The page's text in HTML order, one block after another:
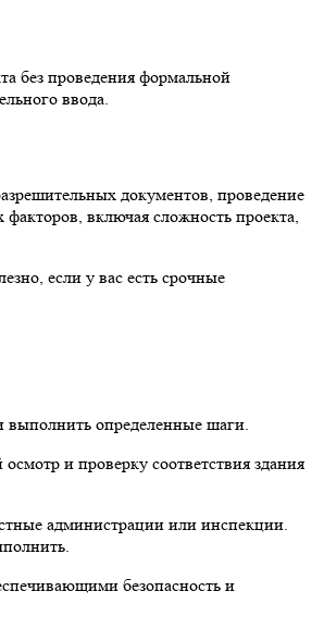
без проведения формальной
ввода.
документов, проведение
включая сложность проекта,
если у вас есть срочные
выполнить определенные шаги.
и проверку соответствия здания
администрации или инспекции.
безопасность и